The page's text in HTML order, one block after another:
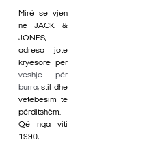
Mirë se vjen
në JACK &
JONES,
adresa jote
kryesore për
veshje për
burra, stil dhe
vetëbesim të
përditshëm.
Që nga viti
1990,